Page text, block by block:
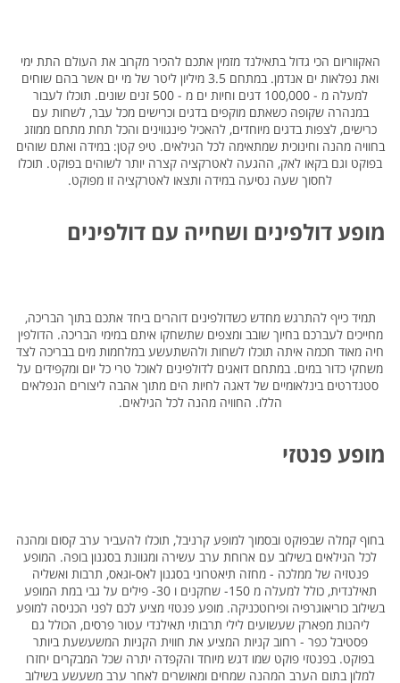
האקווריום הכי גדול בתאילנד מזמין אתכם להכיר מקרוב את העולם התת ימי
ואת נפלאות ים אנדמן. במתחם 3.5 מיליון ליטר של מי ים אשר בהם שוחים
למעלה מ - 100,000 דגים וחיות ים מ - 500 זנים שונים. תוכלו לעבור
במנהרה שקופה כשאתם מוקפים בדגים וכרישים מכל עבר, לשחות עם
כרישים, לצפות בדגים מיוחדים, להאכיל פינגווינים והכל תחת מתחם ממוזג
בחוויה מהנה וחינוכית שמתאימה לכל הגילאים. טיפ קטן: במידה ואתם שוהים
בפוקט וגם בקאו לאק, ההגעה לאטרקציה קצרה יותר לשוהים בפוקט. תוכלו
לחסוך שעה נסיעה במידה ותצאו לאטרקציה זו מפוקט.
מופע דולפינים ושחייה עם דולפינים
תמיד כייף להתרגש מחדש כשדולפינים דוהרים ביחד אתכם בתוך הבריכה,
מחייכים לעברכם בחיוך שובב ומצפים שתשחקו איתם במימי הבריכה. הדולפין
חיה מאוד חכמה איתה תוכלו לשחות ולהשתעשע במלחמות מים בבריכה לצד
משחקי כדור במים. במתחם דואגים לדולפינים לאוכל טרי כל יום ומקפידים על
סטנדרטים בינלאומיים של דאגה לחיות הים מתוך אהבה ליצורים הנפלאים
הללו. החוויה מהנה לכל הגילאים.
מופע פנטזי
בחוף קמלה שבפוקט ובסמוך למופע קרניבל, תוכלו להעביר ערב קסום ומהנה
לכל הגילאים בשילוב עם ארוחת ערב עשירה ומגוונת בסגנון בופה. המופע
פנטזיה של ממלכה - מחזה תיאטרוני בסגנון לאס-וגאס, תרבות ואשליה
תאילנדית, כולל למעלה מ 150- שחקנים ו 30- פילים על גבי במת המופע
בשילוב כוריאוגרפיה ופירוטכניקה. מופע פנטזי מציע לכם לפני הכניסה למופע
ליהנות מפארק שעשועים לילי תרבותי תאילנדי עטור פרסים, הכולל גם
פסטיבל כפר - רחוב קניות המציע את חווית הקניות המשעשעת ביותר
בפוקט. בפנטזי פוקט שמו דגש מיוחד והקפדה יתרה שכל המבקרים יחזרו
למלון בתום הערב המהנה שמחים ומאושרים לאחר ערב משעשע בשילוב